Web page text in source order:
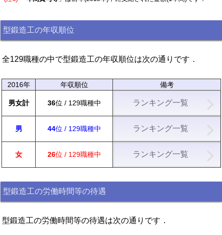
型鍛造工の年収順位
全129職種の中で型鍛造工の年収順位は次の通りです．
2016年 年収順位 備考
男女計 36位 / 129職種中 ランキング一覧
男 44位 / 129職種中 ランキング一覧
女 26位 / 129職種中 ランキング一覧
型鍛造工の労働時間等の待遇
型鍛造工の労働時間等の待遇は次の通りです．